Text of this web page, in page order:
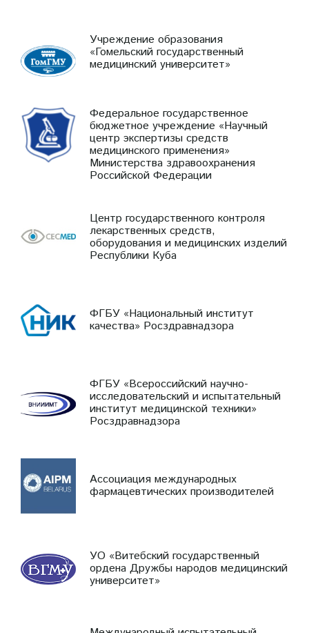
Учреждение образования
«Гомельский государственный
медицинский университет»
Федеральное государственное
бюджетное учреждение «Научный
центр экспертизы средств
медицинского применения»
Министерства здравоохранения
Российской Федерации
Центр государственного контроля
лекарственных средств,
оборудования и медицинских изделий
Республики Куба
ФГБУ «Национальный институт
качества» Росздравнадзора
ФГБУ «Всероссийский научно-
исследовательский и испытательный
институт медицинской техники»
Росздравнадзора
Ассоциация международных
фармацевтических производителей
УО «Витебский государственный
ордена Дружбы народов медицинский
университет»